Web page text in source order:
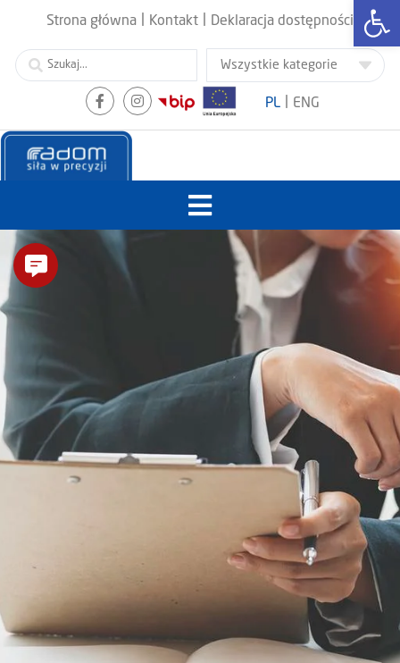
Strona główna Kontakt Deklaracja dostępności
PL ENG